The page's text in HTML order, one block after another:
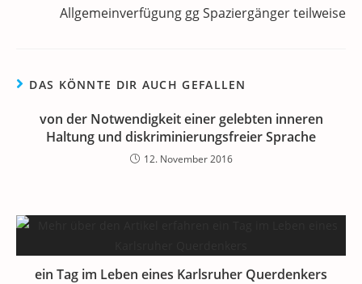
Allgemeinverfügung gg Spaziergänger teilweise
DAS KÖNNTE DIR AUCH GEFALLEN
von der Notwendigkeit einer gelebten inneren
Haltung und diskriminierungsfreier Sprache
12. November 2016
ein Tag im Leben eines Karlsruher Querdenkers